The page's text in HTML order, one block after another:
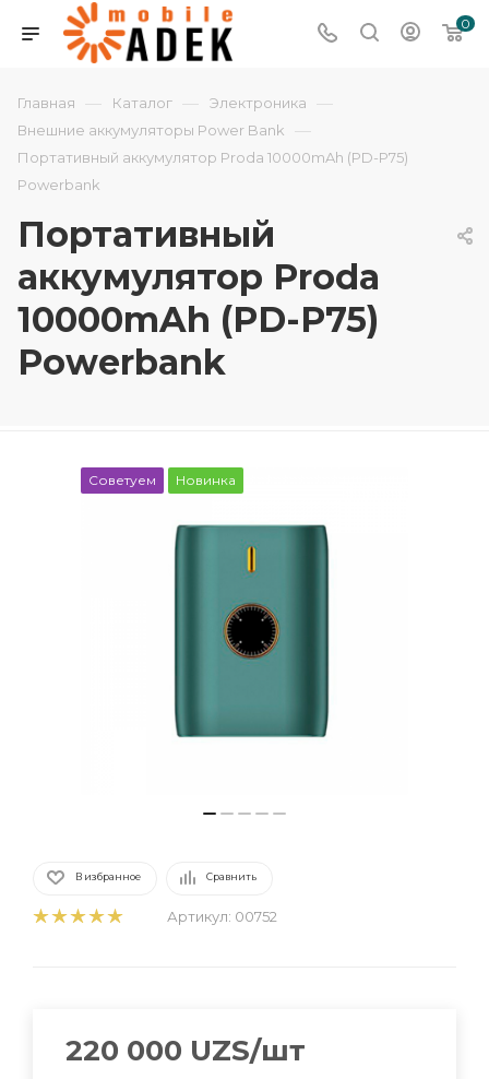
0
Главная — Каталог — Электроника —
Внешние аккумуляторы Power Bank —
Портативный аккумулятор Proda 10000mAh (PD-P75)
Powerbank
Портативный
аккумулятор Proda
10000mAh (PD-P75)
Powerbank
Советуем Новинка
В избранное Сравнить
Артикул: 00752
220 000 UZS/шт